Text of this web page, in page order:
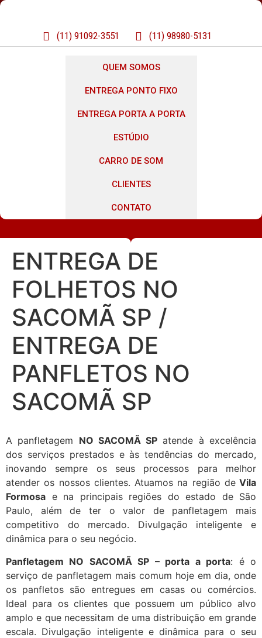
(11) 91092-3551 (11) 98980-5131
QUEM SOMOS
ENTREGA PONTO FIXO
ENTREGA PORTA A PORTA
ESTÚDIO
CARRO DE SOM
CLIENTES
CONTATO
ENTREGA DE
FOLHETOS NO
SACOMÃ SP /
ENTREGA DE
PANFLETOS NO
SACOMÃ SP
A panfletagem NO SACOMÃ SP atende à excelência
dos serviços prestados e às tendências do mercado,
inovando sempre os seus processos para melhor
atender os nossos clientes. Atuamos na região deVila
Formosa e na principais regiões do estado de São
Paulo, além de ter o valor de panfletagem mais
competitivo do mercado. Divulgação inteligente e
dinâmica para o seu negócio.
Panfletagem NO SACOMÃ SP – porta a porta: é o
serviço de panfletagem mais comum hoje em dia, onde
os panfletos são entregues em casas ou comércios.
Ideal para os clientes que possuem um público alvo
amplo e que necessitam de uma distribuição em grande
escala. Divulgação inteligente e dinâmica para o seu